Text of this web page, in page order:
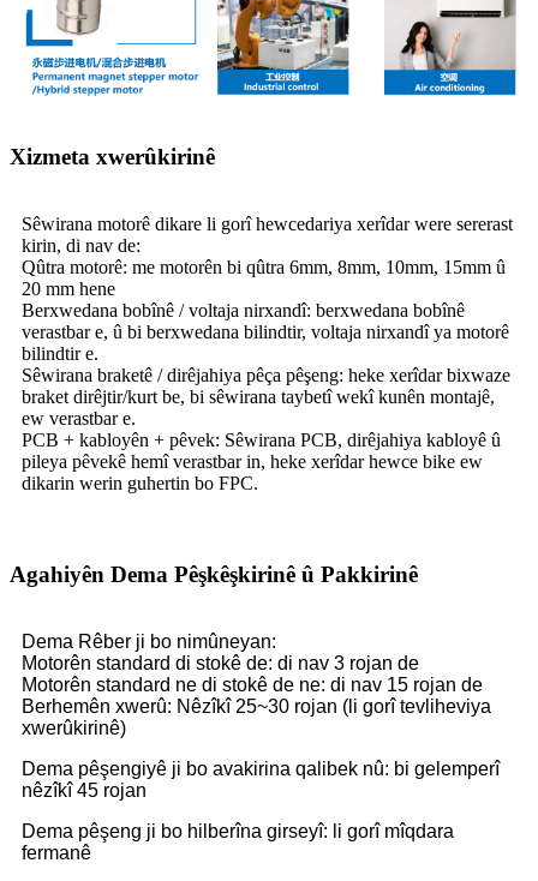
Xizmeta xwerûkirinê
Sêwirana motorê dikare li gorî hewcedariya xerîdar were sererast
kirin, di nav de:
Qûtra motorê: me motorên bi qûtra 6mm, 8mm, 10mm, 15mm û
20 mm hene
Berxwedana bobînê / voltaja nirxandî: berxwedana bobînê
verastbar e, û bi berxwedana bilindtir, voltaja nirxandî ya motorê
bilindtir e.
Sêwirana braketê / dirêjahiya pêça pêşeng: heke xerîdar bixwaze
braket dirêjtir/kurt be, bi sêwirana taybetî wekî kunên montajê,
ew verastbar e.
PCB + kabloyên + pêvek: Sêwirana PCB, dirêjahiya kabloyê û
pileya pêvekê hemî verastbar in, heke xerîdar hewce bike ew
dikarin werin guhertin bo FPC.
Agahiyên Dema Pêşkêşkirinê û Pakkirinê
Dema Rêber ji bo nimûneyan:
Motorên standard di stokê de: di nav 3 rojan de
Motorên standard ne di stokê de ne: di nav 15 rojan de
Berhemên xwerû: Nêzîkî 25~30 rojan (li gorî tevliheviya
xwerûkirinê)
Dema pêşengiyê ji bo avakirina qalibek nû: bi gelemperî
nêzîkî 45 rojan
Dema pêşeng ji bo hilberîna girseyî: li gorî mîqdara
fermanê